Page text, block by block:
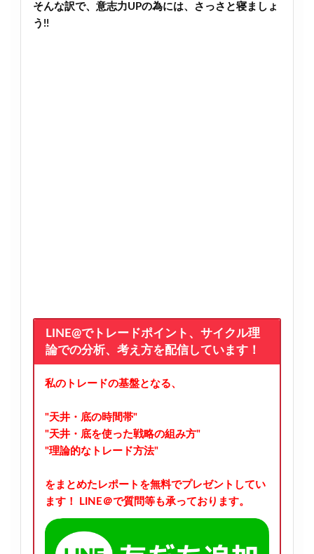
そんな訳で、意志力UPの為には、さっさと寝ましょ
う!!
LINE@でトレードポイント、サイクル理
論での分析、考え方を配信しています！
私のトレードの基盤となる、
"天井・底の時間帯"
"天井・底を使った戦略の組み方"
"理論的なトレード方法"
をまとめたレポートを無料でプレゼントしてい
ます！
LINE＠で質問等も承っております。